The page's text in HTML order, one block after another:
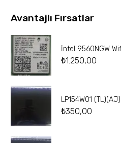
Avantajlı Fırsatlar
İntel 9560NGW
₺1.250,00
LP154W01
₺350,00